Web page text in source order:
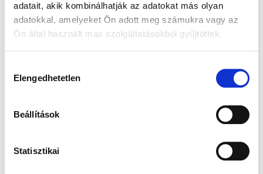
adatait, akik kombinálhatják az adatokat más olyan
adatokkal, amelyeket Ön adott meg számukra vagy az
Ön által használt más szolgáltatásokból gyűjtöttek.
kiválasztása
Elengedhetetlen
Beállítások
Statisztikai